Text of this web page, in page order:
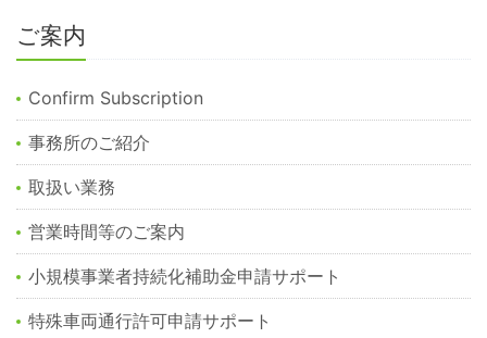
ご案内
Confirm Subscription
事務所のご紹介
取扱い業務
営業時間等のご案内
小規模事業者持続化補助金申請サポート
特殊車両通行許可申請サポート